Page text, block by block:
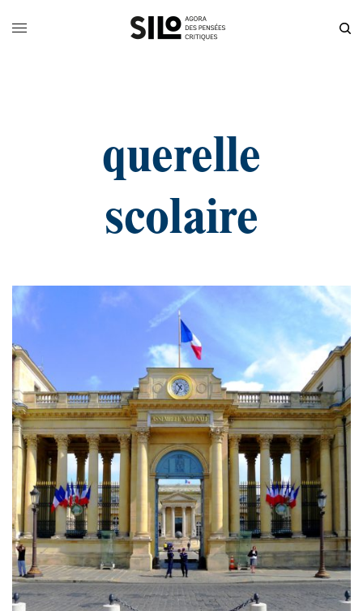
querelle
scolaire